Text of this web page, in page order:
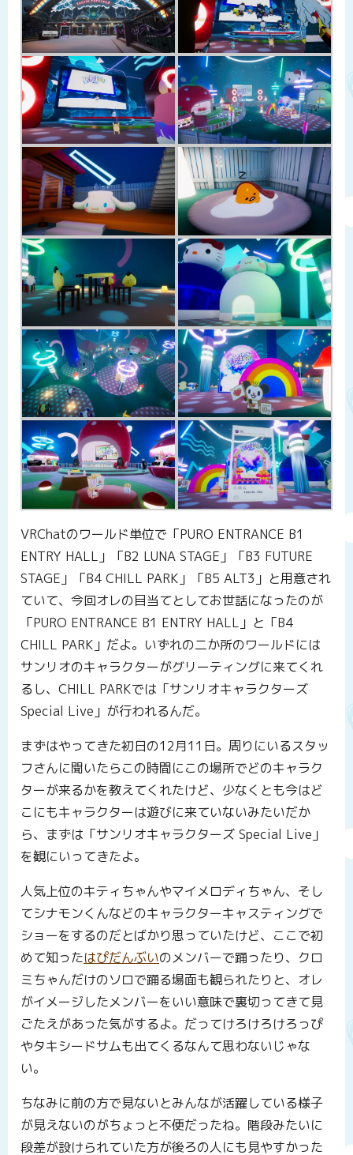
VRChatのワールド単位で「PURO ENTRANCE B1
ENTRY HALL」「B2 LUNA STAGE」「B3 FUTURE
STAGE」「B4 CHILL PARK」「B5 ALT3」と用意され
ていて、今回オレの目当てとしてお世話になったのが
「PURO ENTRANCE B1 ENTRY HALL」と「B4
CHILL PARK」だよ。いずれの二か所のワールドには
サンリオのキャラクターがグリーティングに来てくれ
るし、CHILL PARKでは「サンリオキャラクターズ
Special Live」が行われるんだ。
まずはやってきた初日の12月11日。周りにいるスタッ
フさんに聞いたらこの時間にこの場所でどのキャラク
ターが来るかを教えてくれたけど、少なくとも今はど
こにもキャラクターは遊びに来ていないみたいだか
ら、まずは「サンリオキャラクターズ Special Live」
を観にいってきたよ。
人気上位のキティちゃんやマイメロディちゃん、そし
てシナモンくんなどのキャラクターキャスティングで
ショーをするのだとばかり思っていたけど、ここで初
めて知ったはぴだんぶいのメンバーで踊ったり、クロ
ミちゃんだけのソロで踊る場面も観られたりと、オレ
がイメージしたメンバーをいい意味で裏切ってきて見
ごたえがあった気がするよ。だってけろけろけろっぴ
やタキシードサムも出てくるなんて思わないじゃな
い。
ちなみに前の方で見ないとみんなが活躍している様子
が見えないのがちょっと不便だったね。階段みたいに
段差が設けられていた方が後ろの人にも見やすかった